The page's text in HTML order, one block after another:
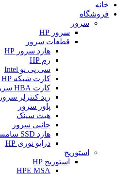
خانه
فروشگاه
سرور
سرور HP
قطعات سرور
هارد سرور HP
رم HP
سی پی یو Intel
کارت شبکه HP
کارت HBA سرور HP
رید کنترلر سرور HP
پاور سرور
هیت سینک
جانبی سرور
هارد SSD سامسونگ
درایو نوری HP
استوریج
استوریج HP
HPE MSA